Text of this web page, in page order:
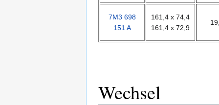
7M3 698
151 A
161,4 x 74,4
161,4 x 72,9
Wechsel